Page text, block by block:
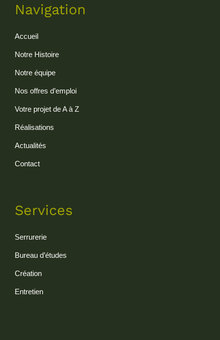
Navigation
Accueil
Notre Histoire
Notre équipe
Nos offres d’emploi
Votre projet de A à Z
Réalisations
Actualités
Contact
Services
Serrurerie
Bureau d’études
Création
Entretien